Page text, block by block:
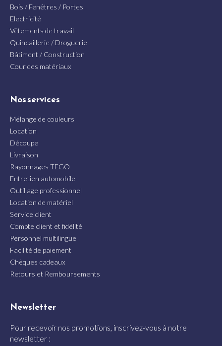
Bois / Fenêtres / Portes
Electricité
Vêtements de travail
Quincaillerie / Droguerie
Bâtiment / Construction
Cour des matériaux
Nos services
Mélange de couleurs
Location
Découpe
Livraison
Rayonnages TEGO
Entretien automobile
Outillage professionnel
Location de matériel
Service client
Compte client et fidélité
Personnel multilingue
Facilité de paiement
Chèques cadeaux
Retours et Remboursements
Newsletter
Pour recevoir nos promotions, inscrivez-vous à notre
newsletter :